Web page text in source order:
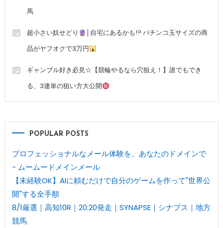
馬
超小さい奴せどり
│自宅にあるかも!? パチンコ玉サイズの商
品がヤフオクで3万円
ギャンブル好き必見☆【競輪やるなら穴狙え！】誰でもでき
る、3連単の狙い方大公開
POPULAR POSTS
プロフェッショナルなメール体験を、あなたのドメインで
- ムームードメインメール
【未経験OK】AIに頼むだけで自分のゲームを作って"世界公
開"する全手順
8/1厳選｜高知10R｜20:20発走｜SYNAPSE｜シナプス｜地方
競馬